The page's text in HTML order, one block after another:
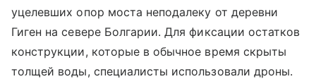
уцелевших опор моста неподалеку от деревни
Гиген на севере Болгарии. Для фиксации остатков
конструкции, которые в обычное время скрыты
толщей воды, специалисты использовали дроны.